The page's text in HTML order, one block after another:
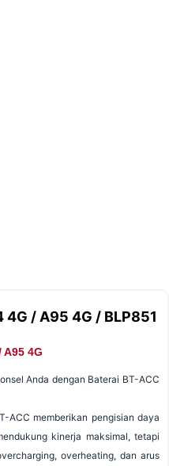
4G / A95 4G / BLP851
A95 4G
Anda dengan Baterai BT-ACC
ACC memberikan pengisian daya
kinerja maksimal, tetapi
overheating, dan arus